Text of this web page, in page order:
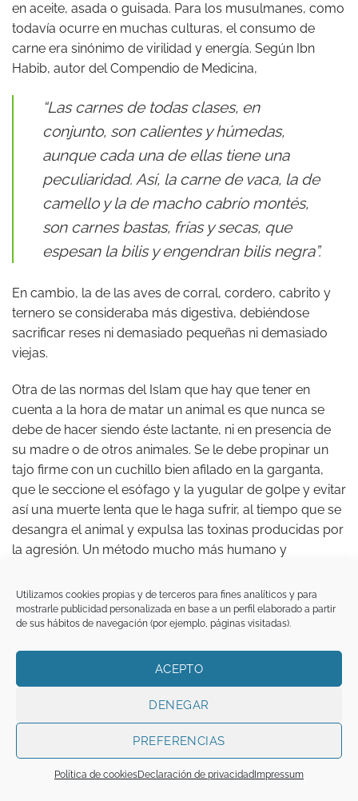
Utilizamos cookies propias y de terceros para fines analíticos y para
mostrarle publicidad personalizada en base a un perfil elaborado a partir
de sus hábitos de navegación (por ejemplo, páginas visitadas).
ACEPTO
DENEGAR
PREFERENCIAS
Política de cookiesDeclaración de privacidad Impressum
en aceite, asada o guisada. Para los musulmanes, como
todavía ocurre en muchas culturas, el consumo de
carne era sinónimo de virilidad y energía. Según Ibn
Habib, autor del Compendio de Medicina,
“Las carnes de todas clases, en
conjunto, son calientes y húmedas,
aunque cada una de ellas tiene una
peculiaridad. Así, la carne de vaca, la de
camello y la de macho cabrío montés,
son carnes bastas, frías y secas, que
espesan la bilis y engendran bilis negra”.
En cambio, la de las aves de corral, cordero, cabrito y
ternero se consideraba más digestiva, debiéndose
sacrificar reses ni demasiado pequeñas ni demasiado
viejas.
Otra de las normas del Islam que hay que tener en
cuenta a la hora de matar un animal es que nunca se
debe de hacer siendo éste lactante, ni en presencia de
su madre o de otros animales. Se le debe propinar un
tajo firme con un cuchillo bien afilado en la garganta,
que le seccione el esófago y la yugular de golpe y evitar
así una muerte lenta que le haga sufrir, al tiempo que se
desangra el animal y expulsa las toxinas producidas por
la agresión. Un método mucho más humano y
los actuales sistemas de electrocución.
Los guisos andalusíes de carne se liaban con pan
picado, como sucede con la pepitoria española, a la
que se añade unas yemas cocidas. Un plato, por cierto,
la gallina en pepitoria, típicamente andalusí.
La caza era una actividad muy apreciada. Fueron los
árabes quienes introdujeron en España la caza con
águilas y halcones, aunque también empleaban perros